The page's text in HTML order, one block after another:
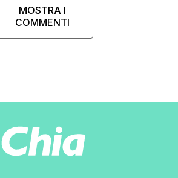
MOSTRA I
COMMENTI